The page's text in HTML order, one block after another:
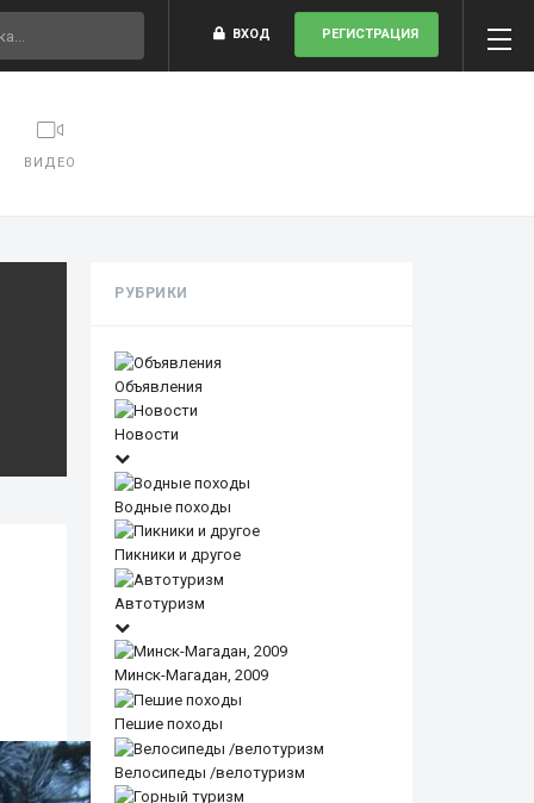
ВХОД РЕГИСТРАЦИЯ
ВИДЕО
РУБРИКИ
Объявления
Новости
Водные походы
Пикники и другое
Автотуризм
Минск-Магадан, 2009
Пешие походы
Велосипеды /велотуризм